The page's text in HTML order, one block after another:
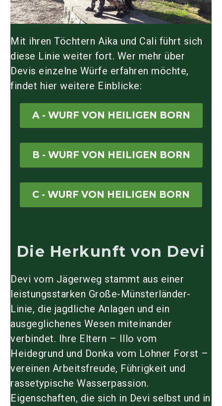
Mit ihren Töchtern Aika und Cali führt sich
diese Linie weiter fort. Wer mehr über
Devis einzelne Würfe erfahren möchte,
findet hier weitere Einblicke:
A - WURF VON HEILIGEN BORN
B - WURF VON HEILIGEN BORN
C - WURF VON HEILIGEN BORN
Die Herkunft von Devi
Devi vom Jägerweg stammt aus einer
leistungsstarken Große-Münsterländer-
Linie, die jagdliche Anlagen und ein
ausgeglichenes Wesen miteinander
verbindet. Ihre Eltern – Illo vom
Heidegrund und Donka vom Lohner Forst –
vereinen Arbeitsfreude, Führigkeit und
rassetypische Wasserpassion.
Eigenschaften, die sich in Devi selbst und in